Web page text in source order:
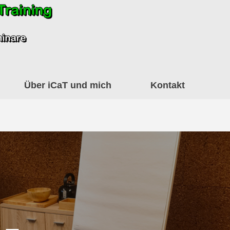
Über iCaT und mich Kontakt